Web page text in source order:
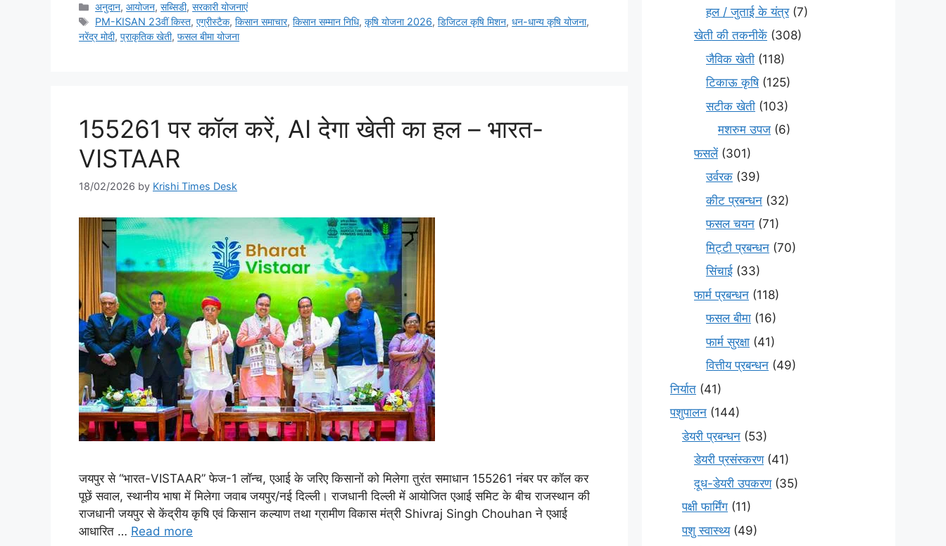
अनुदान,आयोजन,सब्सिडी,सरकारी योजनाएं
PM-KISAN 23वीं किस्त,एग्रीस्टैक,किसान समाचार,किसान सम्मान निधि,कृषि योजना 2026,डिजिटल कृषि मिशन,धन-धान्य कृषि योजना,
नरेंद्र मोदी, प्राकृतिक खेती, फसल बीमा योजना
155261 पर कॉल करें, AI देगा खेती का हल – भारत-
VISTAAR
18/02/2026 by Krishi Times Desk
जयपुर से “भारत-VISTAAR” फेज-1 लॉन्च, एआई के जरिए किसानों को मिलेगा तुरंत समाधान 155261 नंबर पर कॉल कर
पूछें सवाल, स्थानीय भाषा में मिलेगा जवाब जयपुर/नई दिल्ली। राजधानी दिल्ली में आयोजित एआई समिट के बीच राजस्थान की
राजधानी जयपुर से केंद्रीय कृषि एवं किसान कल्याण तथा ग्रामीण विकास मंत्री Shivraj Singh Chouhan ने एआई
आधारित … Read more
हल / जुताई के यंत्र(7)
खेती की तकनीकें (308)
जैविक खेती (118)
टिकाऊ कृषि(125)
सटीक खेती (103)
मशरुम उपज (6)
फसलें(301)
उर्वरक (39)
कीट प्रबन्धन (32)
फसल चयन (71)
मि‌ट्टी प्रबन्धन (70)
सिंचाई (33)
फार्म प्रबन्धन (118)
फसल बीमा (16)
फार्म सुरक्षा (41)
वित्तीय प्रबन्धन (49)
निर्यात (41)
पशुपालन (144)
डेयरी प्रबन्धन (53)
डेयरी प्रसंस्करण(41)
दूध-डेयरी उपकरण(35)
पक्षी फार्मिंग (11)
पशु स्वास्थ्य(49)